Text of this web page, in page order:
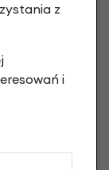
art.
z
i